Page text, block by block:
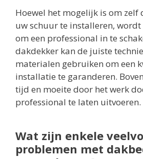
Hoewel het mogelijk is om zelf
uw schuur te installeren, wordt
om een professional in te
dakdekker kan de juiste
materialen gebruiken om een
installatie te garanderen.
tijd en moeite door het werk
professional te laten uitvoeren.
Wat zijn enkele
problemen met